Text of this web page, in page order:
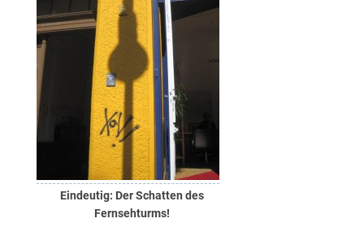
Eindeutig: Der Schatten des
Fernsehturms!